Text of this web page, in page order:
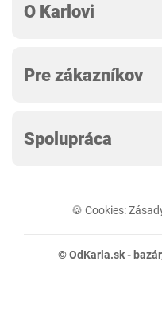
O Karlovi
Pre zákazníkov
Spolupráca
🍪 Cookies:
© OdKarla.sk - bazár